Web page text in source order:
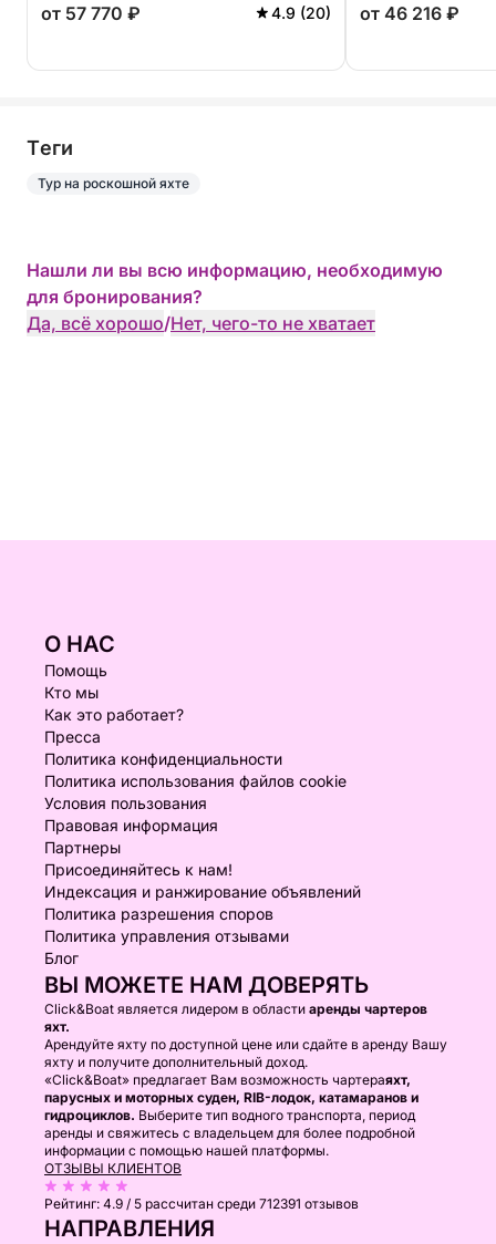
приключение
от 57 770 ₽ 4.9 (20)
от 46 216 ₽
Tеги
Тур на роскошной яхте
Нашли ли вы всю информацию, необходимую
для бронирования?
Да, всё хорошо/Нет, чего-то не хватает
О НАС
Помощь
Кто мы
Как это работает?
Пресса
Политика конфиденциальности
Политика использования файлов cookie
Условия пользования
Правовая информация
Партнеры
Присоединяйтесь к нам!
Индексация и ранжирование объявлений
Политика разрешения споров
Политика управления отзывами
Блог
ВЫ МОЖЕТЕ НАМ ДОВЕРЯТЬ
Click&Boat является лидером в области аренды чартеров
яхт.
Арендуйте яхту по доступной цене или сдайте в аренду Вашу
яхту и получите дополнительный доход.
«Click&Boat» предлагает Вам возможность чартераяхт,
парусных и моторных суден, RIB-лодок, катамаранов и
гидроциклов. Выберите тип водного транспорта, период
аренды и свяжитесь с владельцем для более подробной
информации с помощью нашей платформы.
ОТЗЫВЫ КЛИЕНТОВ
Рейтинг: 4.9 / 5 рассчитан среди 712391 отзывов
НАПРАВЛЕНИЯ